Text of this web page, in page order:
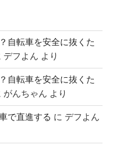
自転車を安全に抜くた
デフよん より
自転車を安全に抜くた
がんちゃん より
で直進する に デフよん